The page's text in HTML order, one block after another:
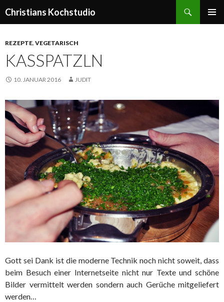
Christians Kochstudio
SPRINGEN
REZEPTE, VEGETARISCH
KASSPATZLN
10. JANUAR 2016 JUDIT
Gott sei Dank ist die moderne Technik noch nicht soweit, dass
beim Besuch einer Internetseite nicht nur Texte und schöne
Bilder vermittelt werden sondern auch Gerüche mitgeliefert
werden…